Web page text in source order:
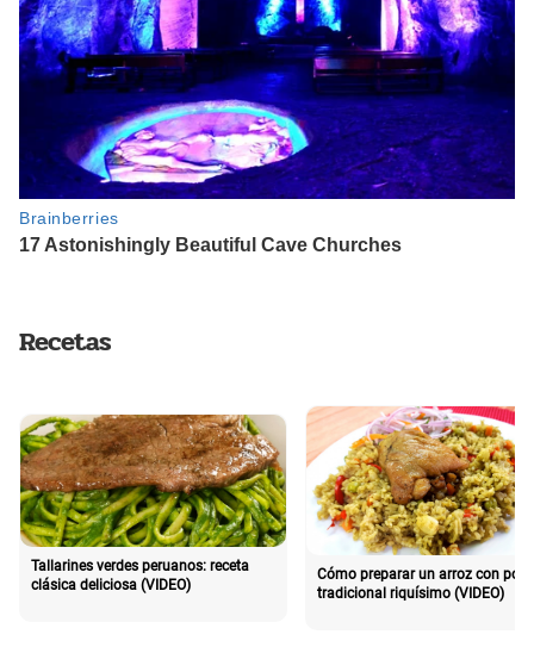
Recetas
Tallarines verdes peruanos: receta
clásica deliciosa (VIDEO)
Cómo preparar un arroz con pollo
tradicional riquísimo (VIDEO)